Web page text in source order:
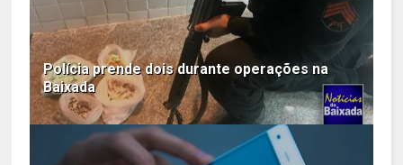
Polícia prende dois durante operações na
Baixada